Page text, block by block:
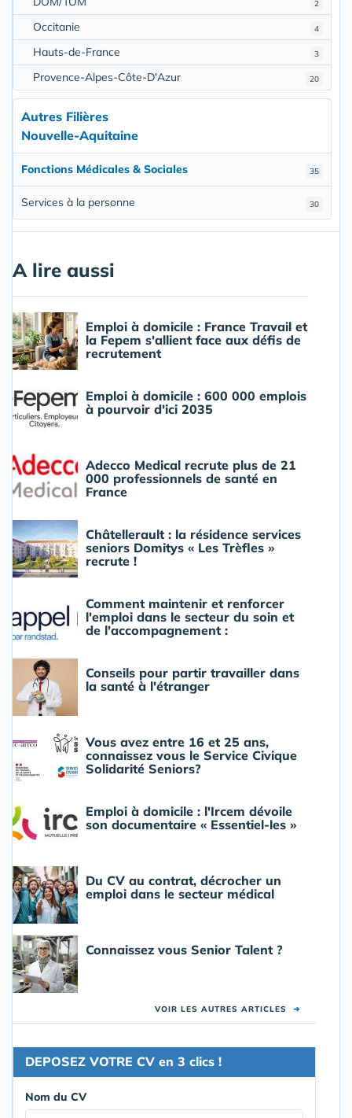
2
4
Occitanie
3
Hauts-de-France
20
Provence-Alpes-Côte-D'Azur
Autres Filières
Nouvelle-Aquitaine
35
Fonctions Médicales & Sociales
30
Services à la personne
A lire aussi
Emploi à domicile : France Travail et
la Fepem s'allient face aux défis de
recrutement
Emploi à domicile : 600 000 emplois
à pourvoir d'ici 2035
Adecco Medical recrute plus de 21
000 professionnels de santé en
France
Châtellerault : la résidence services
seniors Domitys « Les Trèfles »
recrute !
Comment maintenir et renforcer
l'emploi dans le secteur du soin et
de l'accompagnement :
Conseils pour partir travailler dans
la santé à l'étranger
Vous avez entre 16 et 25 ans,
connaissez vous le Service Civique
Solidarité Seniors?
Emploi à domicile : l'Ircem dévoile
son documentaire « Essentiel-les »
Du CV au contrat, décrocher un
emploi dans le secteur médical
Connaissez vous Senior Talent ?
VOIR LES AUTRES ARTICLES ➜
DEPOSEZ VOTRE CV en 3 clics !
Nom du CV